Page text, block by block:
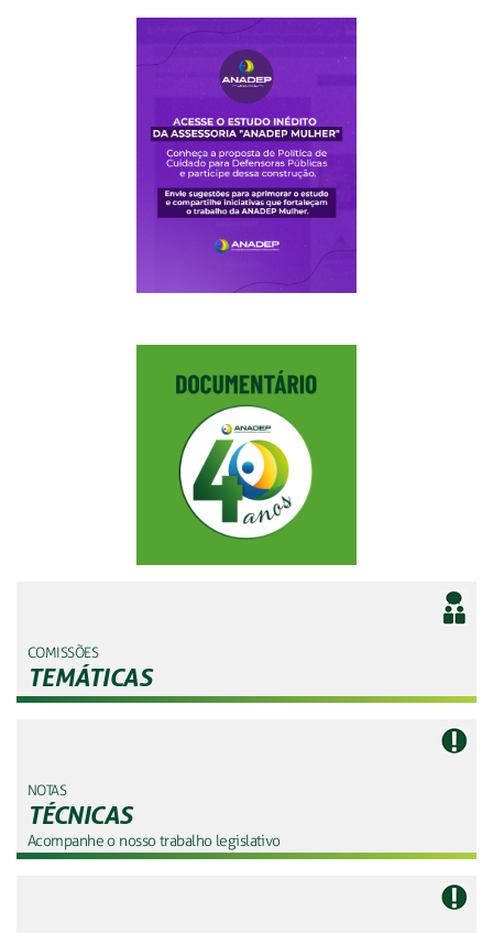
COMISSÕES
TEMÁTICAS
NOTAS
TÉCNICAS
Acompanhe o nosso trabalho legislativo